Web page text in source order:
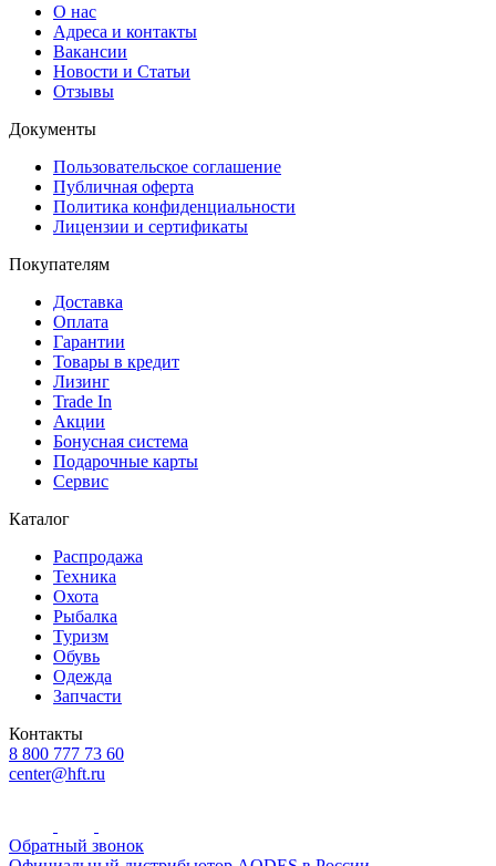
О нас
Адреса и контакты
Вакансии
Новости и Статьи
Отзывы
Документы
Пользовательское соглашение
Публичная оферта
Политика конфиденциальности
Лицензии и сертификаты
Покупателям
Доставка
Оплата
Гарантии
Товары в кредит
Лизинг
Trade In
Акции
Бонусная система
Подарочные карты
Сервис
Каталог
Распродажа
Техника
Охота
Рыбалка
Туризм
Обувь
Одежда
Запчасти
Контакты
8 800 777 73 60
center@hft.ru
Обратный звонок